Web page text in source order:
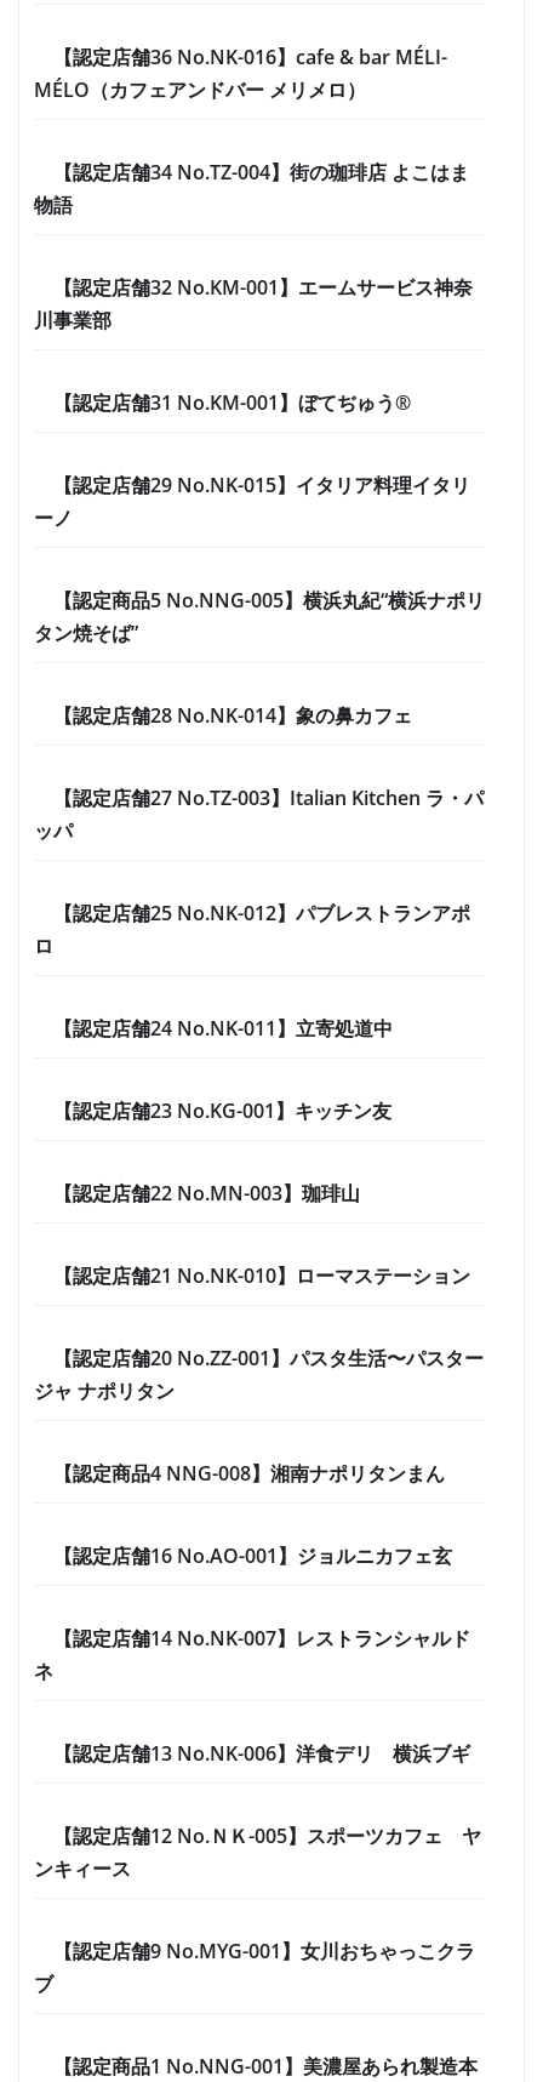
【認定店舗36 No.NK-016】cafe & bar MÉLI-
MÉLO（カフェアンドバー メリメロ）
【認定店舗34 No.TZ-004】街の珈琲店 よこはま
物語
【認定店舗32 No.KM-001】エームサービス神奈
川事業部
【認定店舗31 No.KM-001】ぼてぢゅう®
【認定店舗29 No.NK-015】イタリア料理イタリ
ーノ
【認定商品5 No.NNG-005】横浜丸紀“横浜ナポリ
タン焼そば”
【認定店舗28 No.NK-014】象の鼻カフェ
【認定店舗27 No.TZ-003】Italian Kitchen ラ・パ
ッパ
【認定店舗25 No.NK-012】パブレストランアポ
ロ
【認定店舗24 No.NK-011】立寄処道中
【認定店舗23 No.KG-001】キッチン友
【認定店舗22 No.MN-003】珈琲山
【認定店舗21 No.NK-010】ローマステーション
【認定店舗20 No.ZZ-001】パスタ生活〜パスター
ジャ ナポリタン
【認定商品4 NNG-008】湘南ナポリタンまん
【認定店舗16 No.AO-001】ジョルニカフェ玄
【認定店舗14 No.NK-007】レストランシャルド
ネ
【認定店舗13 No.NK-006】洋食デリ 横浜ブギ
【認定店舗12 No.ＮＫ-005】スポーツカフェ ヤ
ンキィース
【認定店舗9 No.MYG-001】女川おちゃっこクラ
ブ
【認定商品1 No.NNG-001】美濃屋あられ製造本